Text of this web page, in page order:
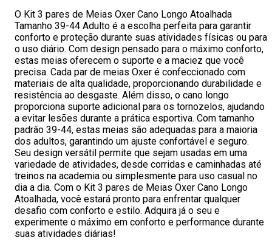
O Kit 3 pares de Meias Oxer Cano Longo Atoalhada
Tamanho 39-44 Adulto é a escolha perfeita para garantir
conforto e proteção durante suas atividades físicas ou para
o uso diário. Com design pensado para o máximo conforto,
estas meias oferecem o suporte e a maciez que você
precisa. Cada par de meias Oxer é confeccionado com
materiais de alta qualidade, proporcionando durabilidade e
resistência ao desgaste. Além disso, o cano longo
proporciona suporte adicional para os tornozelos, ajudando
a evitar lesões durante a prática esportiva. Com tamanho
padrão 39-44, estas meias são adequadas para a maioria
dos adultos, garantindo um ajuste confortável e seguro.
Seu design versátil permite que sejam usadas em uma
variedade de atividades, desde corridas e caminhadas até
treinos na academia ou simplesmente para uso casual no
dia a dia. Com o Kit 3 pares de Meias Oxer Cano Longo
Atoalhada, você estará pronto para enfrentar qualquer
desafio com conforto e estilo. Adquira já o seu e
experimente o máximo em conforto e performance durante
suas atividades diárias!